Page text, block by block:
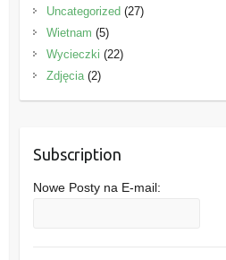
Uncategorized(27)
Wietnam (5)
Wycieczki (22)
Zdjęcia(2)
Subscription
Nowe Posty na E-mail: